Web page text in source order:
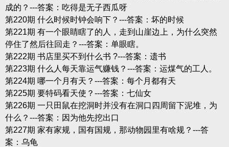
成的？---答案：吃得是无子西瓜呀
第220期 什么时候时钟会响下？---答案：坏的时候
第221期 有一个眼睛瞎了的人，走到山崖边上，为什么突然
停住了然后往回走？---答案：单眼瞎。
第222期 书店里买不到什么书 ?---答案：遗书
第223期 什么人每天靠运气赚钱？---答案：运煤气的工人。
第224期 哪一个月有天？---答案：每个月都有天
第225期 要特码看天使？---答案：七仙女
第226期 一只田鼠在挖洞时并没有在洞口四周留下泥堆，为
什么？---答案：因为他先挖出口
第227期 家有家规，国有国规，那动物园里有啥规？---答
案：乌龟